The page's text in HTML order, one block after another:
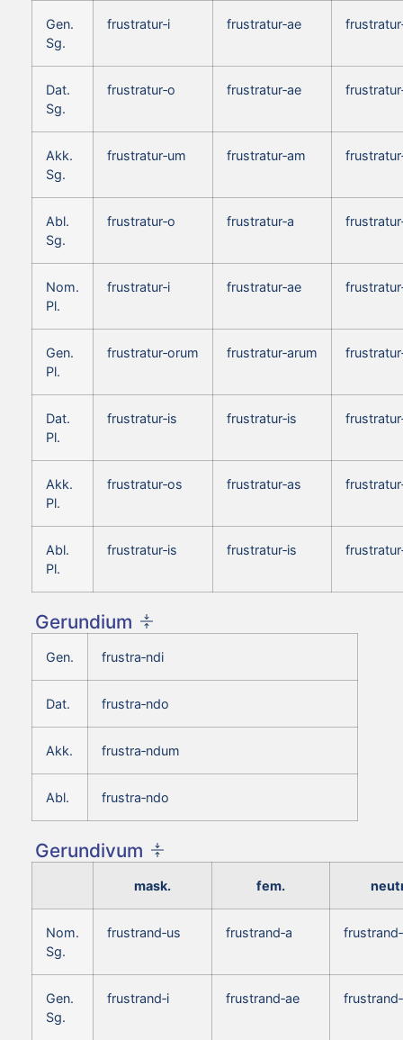
Gen.
Sg.
frustratur‑i frustratur‑ae
Dat.
Sg.
frustratur‑o frustratur‑ae
Akk.
Sg.
frustratur‑um frustratur‑am
Abl.
Sg.
frustratur‑o frustratur‑a
Nom.
Pl.
frustratur‑i frustratur‑ae
Gen.
Pl.
frustratur‑orum frustratur‑arum
Dat.
Pl.
frustratur‑is frustratur‑is
Akk.
Pl.
frustratur‑os frustratur‑as
Abl.
Pl.
frustratur‑is frustratur‑is
Gerundium
Gen. frustra‑ndi
Dat. frustra‑ndo
Akk. frustra‑ndum
Abl. frustra‑ndo
Gerundivum
mask. fem.
Nom.
Sg.
frustrand‑us frustrand‑a
Gen.
Sg.
frustrand‑i frustrand‑ae